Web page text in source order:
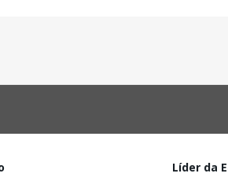
Líder da